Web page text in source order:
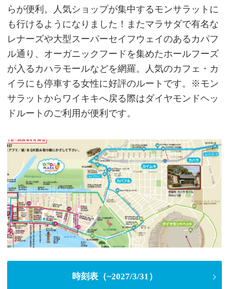
らが便利。人気ショップが集中するモンサラットに
も行けるようになりました！またマラサダで有名な
レナーズや大型スーパーセイフウェイのあるカパフ
ル通り、オーガニックフードを集めたホールフーズ
が入るカハラモールなどを網羅。人気のカフェ・カ
イラにも停車する女性に好評のルートです。※モン
サラットからワイキキへ戻る際はダイヤモンドヘッ
ドルートのご利用が便利です。
時刻表（~2027/3/31）